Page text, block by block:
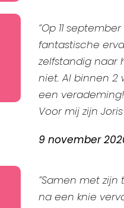
“Op 11
fantastische
zelfstandig naar
niet. Al binnen 2
een
Voor mij zijn
9 november
”Samen met
na een knie